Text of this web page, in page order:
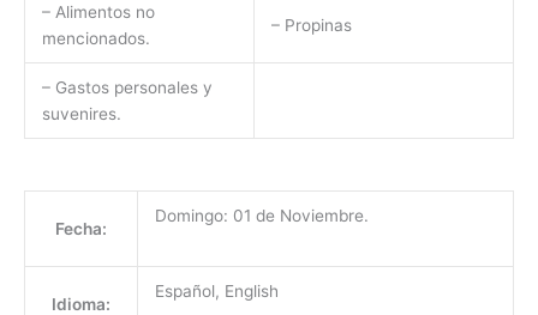
– Alimentos no
mencionados.
– Propinas
– Gastos personales y
suvenires.
Fecha:
Domingo: 01 de Noviembre.
Idioma:
Español, English